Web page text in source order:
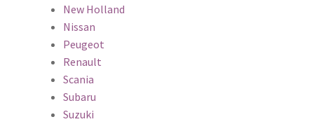
New Holland
Nissan
Peugeot
Renault
Scania
Subaru
Suzuki